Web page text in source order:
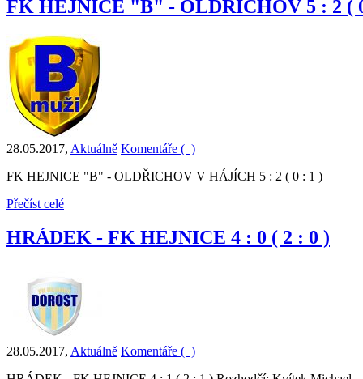
FK HEJNICE "B" - OLDŘICHOV 5 : 2 (
28.05.2017, Aktuálně Komentáře ( )
FK HEJNICE "B" - OLDŘICHOV V HÁJÍCH 5 : 2 ( 0 : 1 )
Přečíst celé
HRÁDEK - FK HEJNICE 4 : 0 ( 2 : 0 )
28.05.2017, Aktuálně Komentáře ( )